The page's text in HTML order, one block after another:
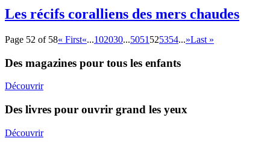
Les récifs coralliens des mers chaudes
Page 52 of 58« First«...102030...5051 525354...»Last »
Des magazines pour tous les enfants
Découvrir
Des livres pour ouvrir grand les yeux
Découvrir